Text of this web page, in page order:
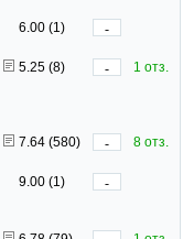
6.00 (1)
-
5.25 (8) -
1 отз.
7.64 (580) -
8 отз.
9.00 (1)
-